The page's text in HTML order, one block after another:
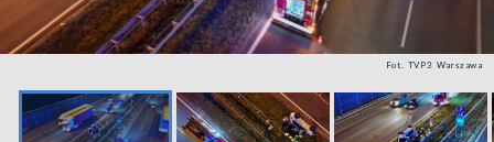
Fot. TVP3 Warszawa